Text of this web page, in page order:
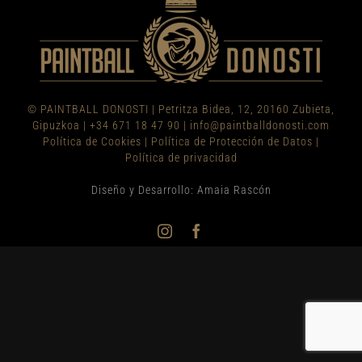
© PAINTBALL DONOSTI | Petritza Bidea, 12, 20160 Zubieta,
Gipuzkoa | +34 671 18 47 90 | info@paintballdonosti.com
Política de Cookies | Política de Protección de Datos |
Política de privacidad
Diseño y Desarrollo: Amaia Rascón
Instagram